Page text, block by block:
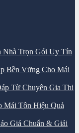
Nhà Trọn Gói Uy Tín
Bền Vững Cho Mái
Từ Chuyên Gia Thi
Mái Tôn Hiệu Quả
Giá Chuẩn & Giải